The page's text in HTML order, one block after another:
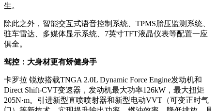
生。
除此之外，智能交互式语音控制系统、TPMS胎压监测系统、
驻车雷达、多媒体显示系统、7英寸TFT液晶仪表等配置一应
俱全。
驾控：大身材更有矫健身手
卡罗拉 锐放搭载TNGA 2.0L Dynamic Force Engine发动机和
Direct Shift-CVT变速器，发动机最大功率126kW，最大扭矩
205N·m。引进新型直喷喷射器和新型电动VVT（可变正时气